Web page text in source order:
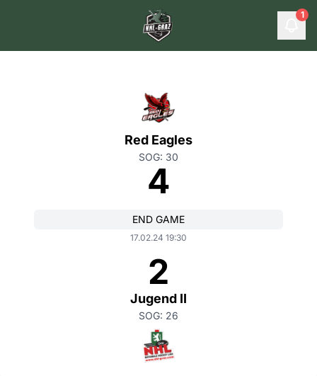
1
Red Eagles
SOG: 30
4
END GAME
17.02.24 19:30
2
Jugend II
SOG: 26